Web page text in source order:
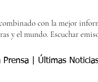
con la mejor
y el mundo. Escuchar
| Últimas